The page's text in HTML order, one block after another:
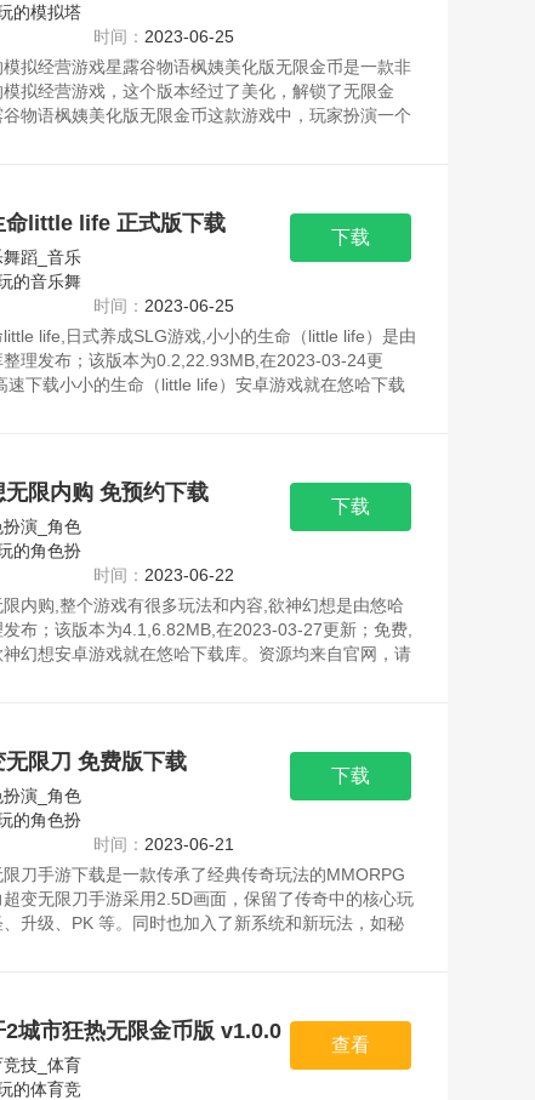
的模拟塔
时间： 2023-06-25
拟经营游戏星露谷物语枫姨美化版无限金币是一款非
拟经营游戏，这个版本经过了美化，解锁了无限金
物语枫姨美化版无限金币这款游戏中，玩家扮演一个
命little life 正式版下载
舞蹈_音乐
的音乐舞
时间： 2023-06-25
life,日式养成SLG游戏,小小的生命（little life）是由
理发布；该版本为0.2,22.93MB,在2023-03-24更
速下载小小的生命（little life）安卓游戏就在悠哈下载
下载
无限内购 免预约下载
扮演_角色
的角色扮
时间： 2023-06-22
内购,整个游戏有很多玩法和内容,欲神幻想是由悠哈
布；该版本为4.1,6.82MB,在2023-03-27更新；免费,
幻想安卓游戏就在悠哈下载库。资源均来自官网，请
下载
无限刀 免费版下载
扮演_角色
的角色扮
时间： 2023-06-21
刀手游下载是一款传承了经典传奇玩法的MMORPG
变无限刀手游采用2.5D画面，保留了传奇中的核心玩
升级、PK 等。同时也加入了新系统和新玩法，如秘
下载
2城市狂热无限金币版 v1.0.0
竞技_体育
的体育竞
查看